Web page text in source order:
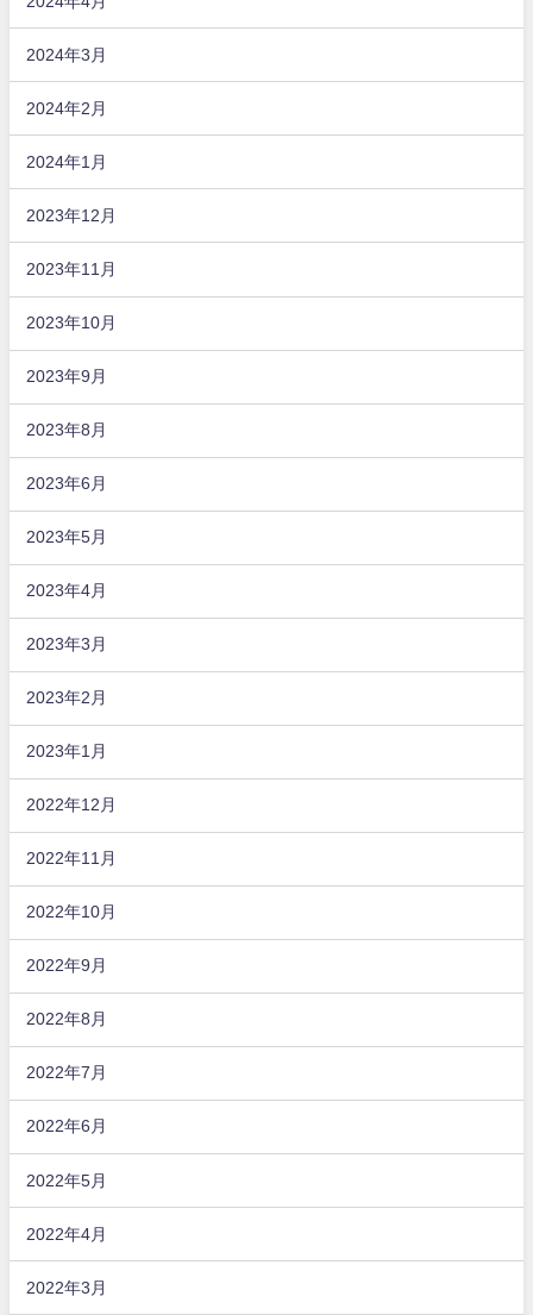
2024年3月
2024年2月
2024年1月
2023年12月
2023年11月
2023年10月
2023年9月
2023年8月
2023年6月
2023年5月
2023年4月
2023年3月
2023年2月
2023年1月
2022年12月
2022年11月
2022年10月
2022年9月
2022年8月
2022年7月
2022年6月
2022年5月
2022年4月
2022年3月